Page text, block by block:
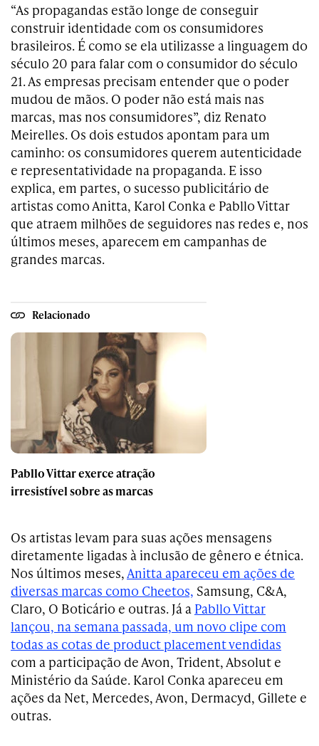
“As propagandas estão longe de conseguir
construir identidade com os consumidores
brasileiros. É como se ela utilizasse a linguagem do
século 20 para falar com o consumidor do século
21. As empresas precisam entender que o poder
mudou de mãos. O poder não está mais nas
marcas, mas nos consumidores”, diz Renato
Meirelles. Os dois estudos apontam para um
caminho: os consumidores querem autenticidade
e representatividade na propaganda. E isso
explica, em partes, o sucesso publicitário de
artistas como Anitta, Karol Conka e Pabllo Vittar
que atraem milhões de seguidores nas redes e, nos
últimos meses, aparecem em campanhas de
grandes marcas.
Relacionado
Pabllo Vittar exerce atração
irresistível sobre as marcas
Os artistas levam para suas ações mensagens
diretamente ligadas à inclusão de gênero e étnica.
Nos últimos meses, Anitta apareceu em ações de
diversas marcas como Cheetos, Samsung, C&A,
Claro, O Boticário e outras. Já a Pabllo Vittar
lançou, na semana passada, um novo clipe com
todas as cotas de product placement vendidas
com a participação de Avon, Trident, Absolut e
Ministério da Saúde. Karol Conka apareceu em
ações da Net, Mercedes, Avon, Dermacyd, Gillete e
outras.